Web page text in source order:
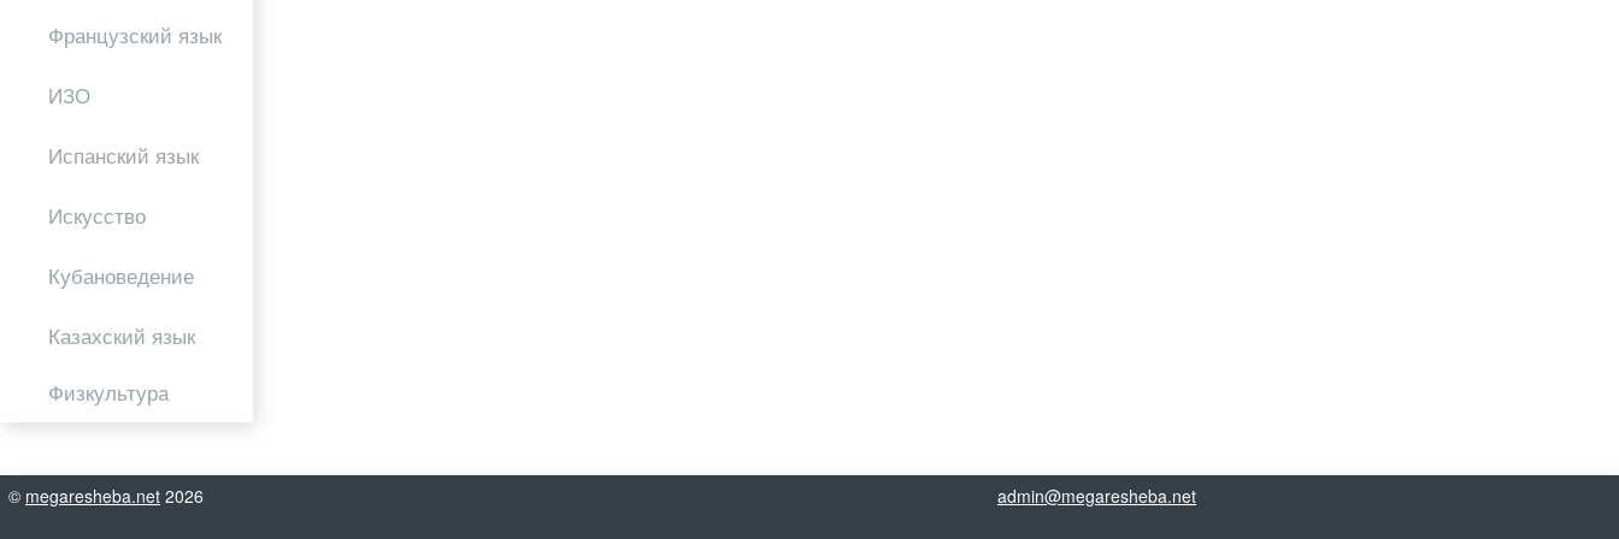
Французский язык
ИЗО
Испанский язык
Искусство
Кубановедение
Казахский язык
Физкультура
© megaresheba.net 2026 admin@megaresheba.net